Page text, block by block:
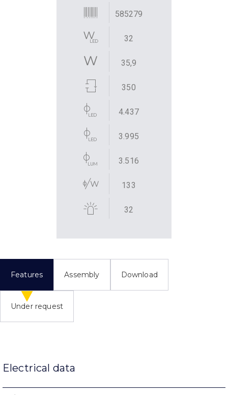
585279
32
35,9
350
4.437
3.995
3.516
133
32
Features Assembly Download
Under request
Electrical data